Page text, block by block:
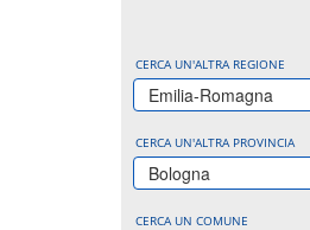
CERCA UN'ALTRA REGIONE
Emilia-Romagna
CERCA UN'ALTRA PROVINCIA
Bologna
CERCA UN COMUNE